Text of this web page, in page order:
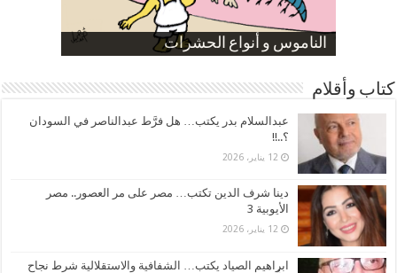
الناموس و أنواع الحشرات
الموظفين بعد ارتفاع الأسعار
ارتفاع نسبة الطلاق في مصر
صورة كاركاتيرية
صورة كاركاتيرية
كتاب وأقلام
عبدالسلام بدر يكتب… هل فرَّط عبدالناصر في السودان
؟..!!
12 يناير، 2026
دينا شرف الدين تكتب… مصر على مر العصور.. مصر
الأيوبية 3
12 يناير، 2026
ابراهيم الصياد يكتب… الشفافية والاستقلالية شرط نجاح